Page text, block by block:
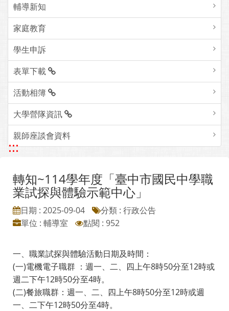
輔導新知
家庭教育
學生申訴
表單下載
活動相簿
大學營隊資訊
親師座談會資料
:::
轉知~114學年度「臺中市國民中學職
業試探與體驗示範中心」
日期 : 2025-09-04
分類 : 行政公告
單位 : 輔導室
點閱 : 952
一、職業試探與體驗活動日期及時間：
(一)電機電子職群 ：週一、二、四上午8時50分至12時或
週二下午12時50分至4時。
(二)餐旅職群：週一、二、四上午8時50分至12時或週
一、二下午12時50分至4時。